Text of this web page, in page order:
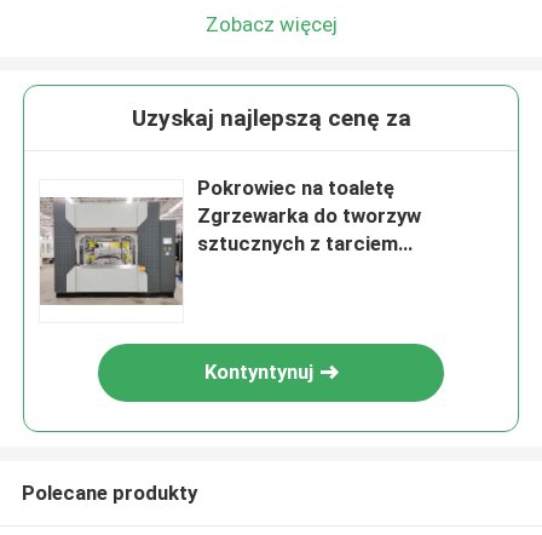
Zobacz więcej
Uzyskaj najlepszą cenę za
Pokrowiec na toaletę
Zgrzewarka do tworzyw
sztucznych z tarciem
Kontyntynuj
Polecane produkty